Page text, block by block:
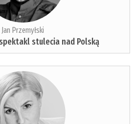
Jan Przemyłski
stulecia nad Polską